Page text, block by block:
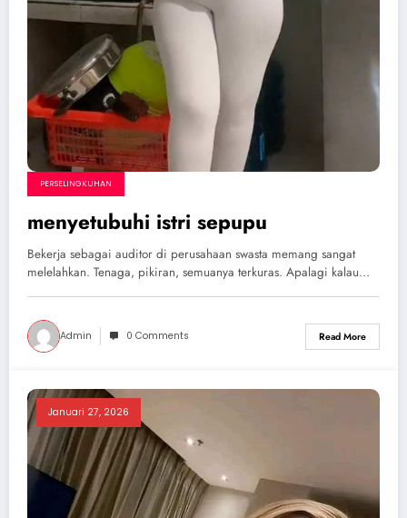
PERSELINGKUHAN
menyetubuhi istri sepupu
Bekerja sebagai auditor di perusahaan swasta memang sangat
melelahkan. Tenaga, pikiran, semuanya terkuras. Apalagi kalau…
Admin 0 Comments Read More
Januari 27, 2026